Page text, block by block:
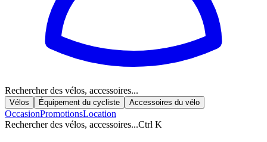
Rechercher des vélos, accessoires...
Vélos Équipement du cycliste Accessoires du vélo
OccasionPromotionsLocation
Rechercher des vélos, accessoires...Ctrl K